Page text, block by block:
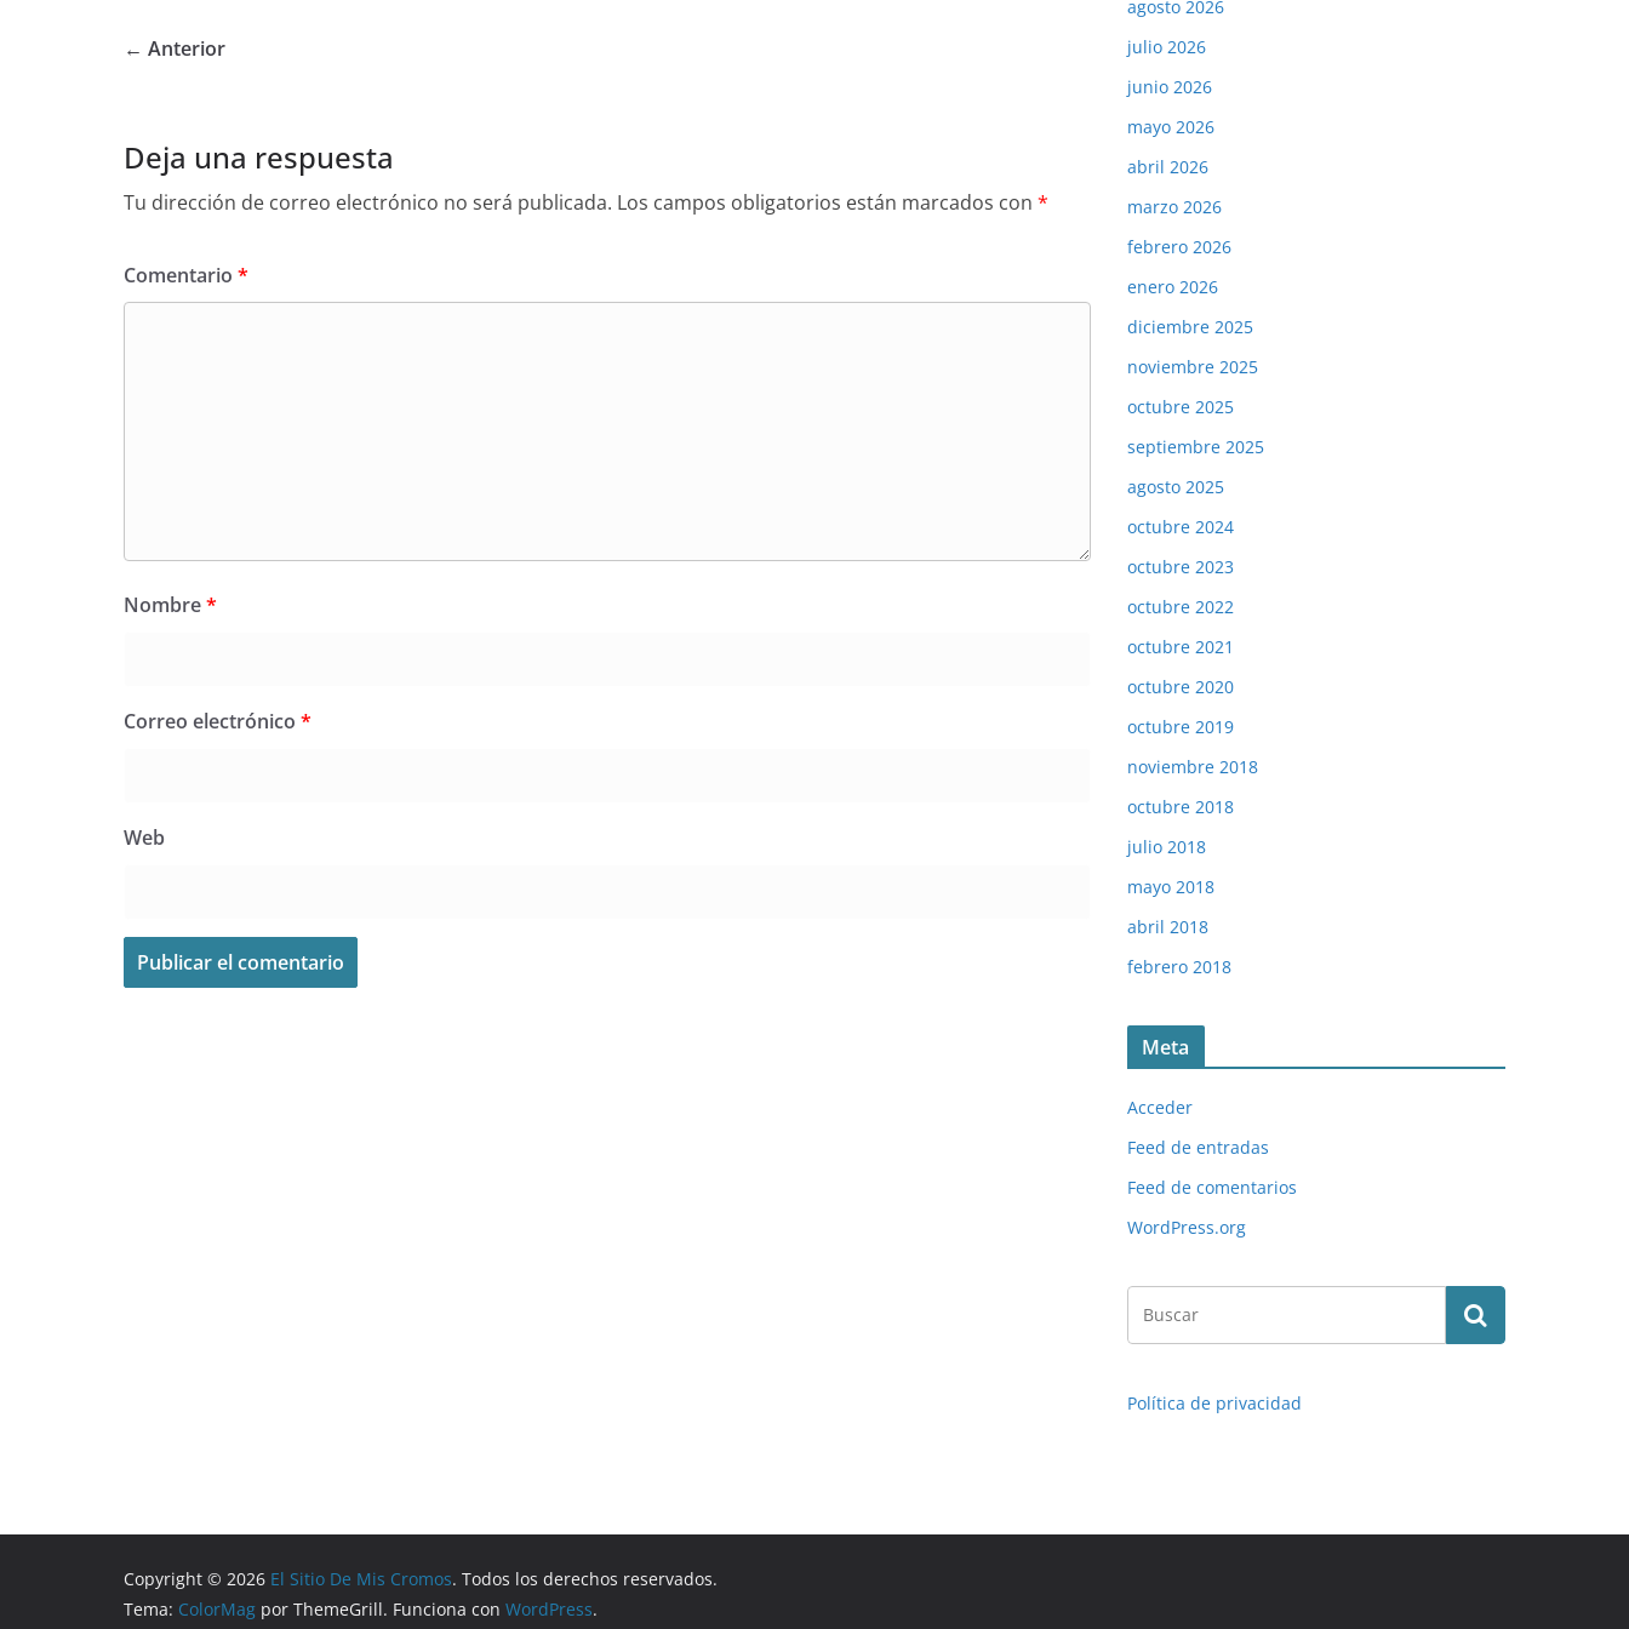
← Anterior
Deja una respuesta
Tu dirección de correo electrónico no será publicada. Los campos obligatorios están marcados con *
Comentario *
Nombre*
Correo electrónico *
Web
agosto 2026
julio 2026
junio 2026
mayo 2026
abril 2026
marzo 2026
febrero 2026
enero 2026
diciembre 2025
noviembre 2025
octubre 2025
septiembre 2025
agosto 2025
octubre 2024
octubre 2023
octubre 2022
octubre 2021
octubre 2020
octubre 2019
noviembre 2018
octubre 2018
julio 2018
mayo 2018
abril 2018
febrero 2018
Meta
Acceder
Feed de entradas
Feed de comentarios
WordPress.org
Política de privacidad
Copyright © 2026 El Sitio De Mis Cromos. Todos los derechos reservados.
Tema: ColorMag por ThemeGrill. Funciona con WordPress.